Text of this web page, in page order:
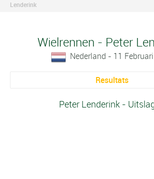
Lenderink
Wielrennen - Peter
Nederland - 11
Resultats
Peter Lenderink -